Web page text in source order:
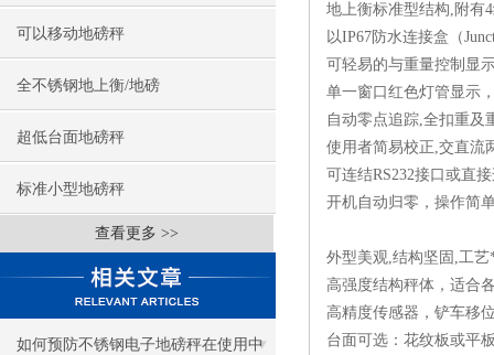
可以移动地磅秤
全不锈钢地上衡/地磅
超低台面地磅秤
标准小型地磅秤
查看更多 >>
如何预防不锈钢电子地磅秤在使用中
地上衡标准型结构,附有
以IP67防水连接盒（
可轻易的与重量控制显
单一窗口红色灯管显示
自动零点追踪,全扣重及
使用者简易校正,交直流
可连结RS232接口或直
开机自动归零，操作简
外型美观,结构坚固,工
高强度结构秤体，适合
高精度传感器，铲车移
台面可选：花纹板或平